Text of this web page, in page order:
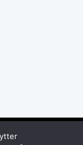
fra